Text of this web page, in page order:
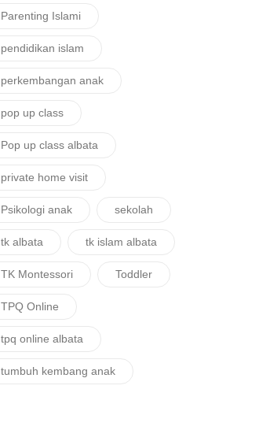
Parenting Islami
pendidikan islam
perkembangan anak
pop up class
Pop up class albata
private home visit
Psikologi anak sekolah
tk albata tk islam albata
TK Montessori Toddler
TPQ Online
tpq online albata
tumbuh kembang anak